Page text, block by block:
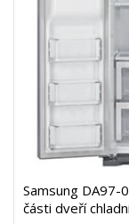
Samsung DA97-
části dveří